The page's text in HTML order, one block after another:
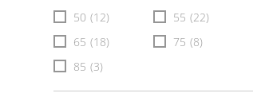
50 (12) 55 (22)
65 (18) 75 (8)
85 (3)